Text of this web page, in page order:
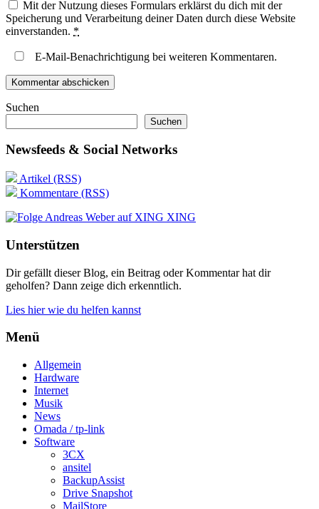
Mit der Nutzung dieses Formulars erklärst du dich mit der
Speicherung und Verarbeitung deiner Daten durch diese Website
einverstanden. *
E-Mail-Benachrichtigung bei weiteren Kommentaren.
Suchen
Suchen
Newsfeeds & Social Networks
Artikel (RSS)
Kommentare (RSS)
XING
Unterstützen
Dir gefällt dieser Blog, ein Beitrag oder Kommentar hat dir
geholfen? Dann zeige dich erkenntlich.
Lies hier wie du helfen kannst
Menü
Allgemein
Hardware
Internet
Musik
News
Omada / tp-link
Software
3CX
ansitel
BackupAssist
Drive Snapshot
MailStore